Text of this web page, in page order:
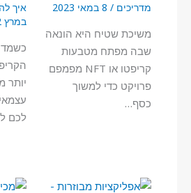
מדריכים / 8 במאי 2023
משיכת שטיח היא הונאה
שבה מפתח מטבעות
קריפטו או NFT מפמפם
פרויקט כדי למשוך
כסף…
איך
במרץ 2022
יותר
לכם